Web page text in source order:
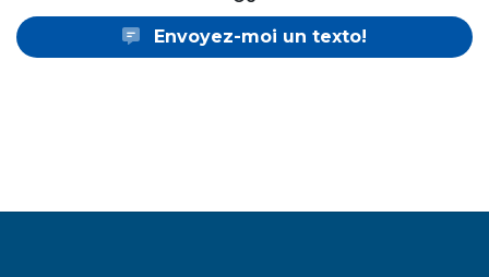
Envoyez-moi un texto!